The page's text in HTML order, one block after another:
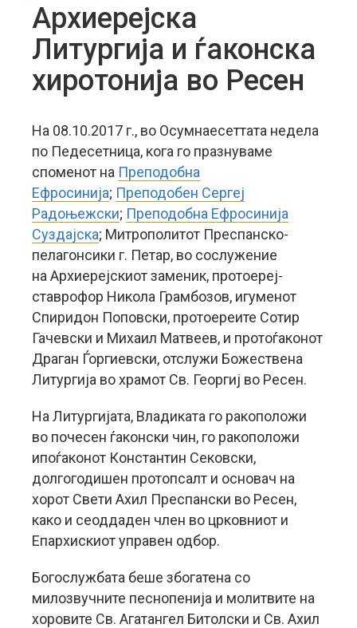
Архиерејска
Литургија и ѓаконска
хиротонија во Ресен
На 08.10.2017 г., во Осумнаесеттата недела
по Педесетница, кога го празнуваме
споменот на Преподобна
Ефросинија; Преподобен Сергеј
Радоњежски; Преподобна Ефросинија
Суздајска; Митрополитот Преспанско-
пелагонсики г. Петар, во сослужение
на Архиерејскиот заменик, протоереј-
ставрофор Никола Грамбозов, игуменот
Спиридон Поповски, протоереите Сотир
Гачевски и Михаил Матвеев, и протоѓаконот
Драган Ѓоргиевски, отслужи Божествена
Литургија во храмот Св. Георгиј во Ресен.
На Литургијата, Владиката го ракоположи
во почесен ѓаконски чин, го ракоположи
ипоѓаконот Константин Сековски,
долгогодишен протопсалт и основач на
хорот Свети Ахил Преспански во Ресен,
како и сеоддаден член во црковниот и
Епархискиот управен одбор.
Богослужбата беше збогатена со
милозвучните песнопенија и молитвите на
хоровите Св. Агатангел Битолски и Св. Ахил